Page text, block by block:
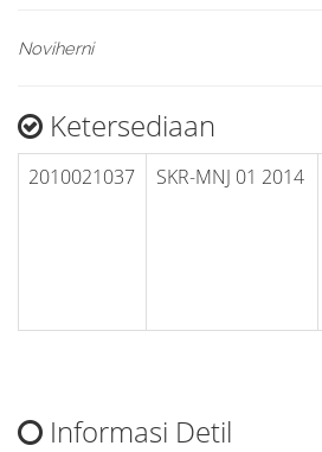
Noviherni
Ketersediaan
2010021037 SKR-MNJ 01 2014
Informasi Detil